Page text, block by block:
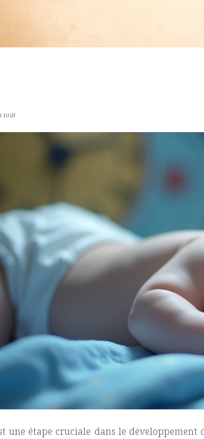
nuit
une étape cruciale dans le